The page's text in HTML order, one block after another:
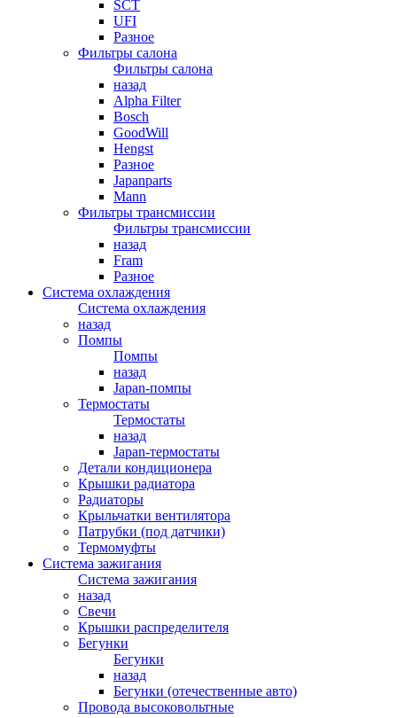
SCT
UFI
Разное
Фильтры салона
Фильтры салона
назад
Alpha Filter
Bosch
GoodWill
Hengst
Разное
Japanparts
Mann
Фильтры трансмиссии
Фильтры трансмиссии
назад
Fram
Разное
Система охлаждения
Система охлаждения
назад
Помпы
Помпы
назад
Japan-помпы
Термостаты
Термостаты
назад
Japan-термостаты
Детали кондиционера
Крышки радиатора
Радиаторы
Крыльчатки вентилятора
Патрубки (под датчики)
Термомуфты
Система зажигания
Система зажигания
назад
Свечи
Крышки распределителя
Бегунки
Бегунки
назад
Бегунки (отечественные авто)
Провода высоковольтные